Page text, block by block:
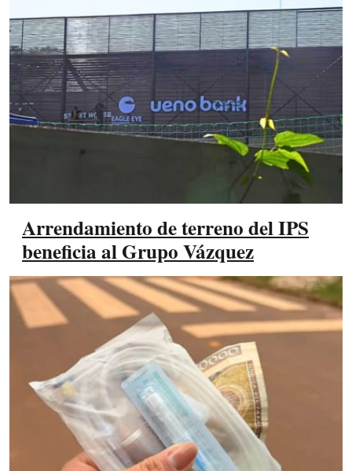
Arrendamiento de terreno del IPS
beneficia al Grupo Vázquez